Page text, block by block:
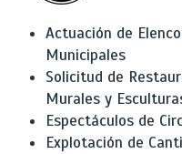
Actuación de
Municipales
Solicitud de
Murales y
Espectáculos de
Explotación de